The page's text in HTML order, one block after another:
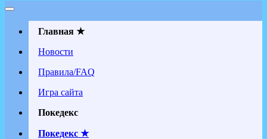
Главная ★
Новости
Правила/FAQ
Игра сайта
Покедекс
Покедекс ★